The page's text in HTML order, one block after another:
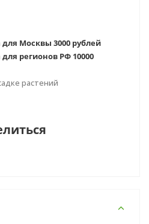
для Москвы 3000 рублей
для регионов РФ 10000
растений